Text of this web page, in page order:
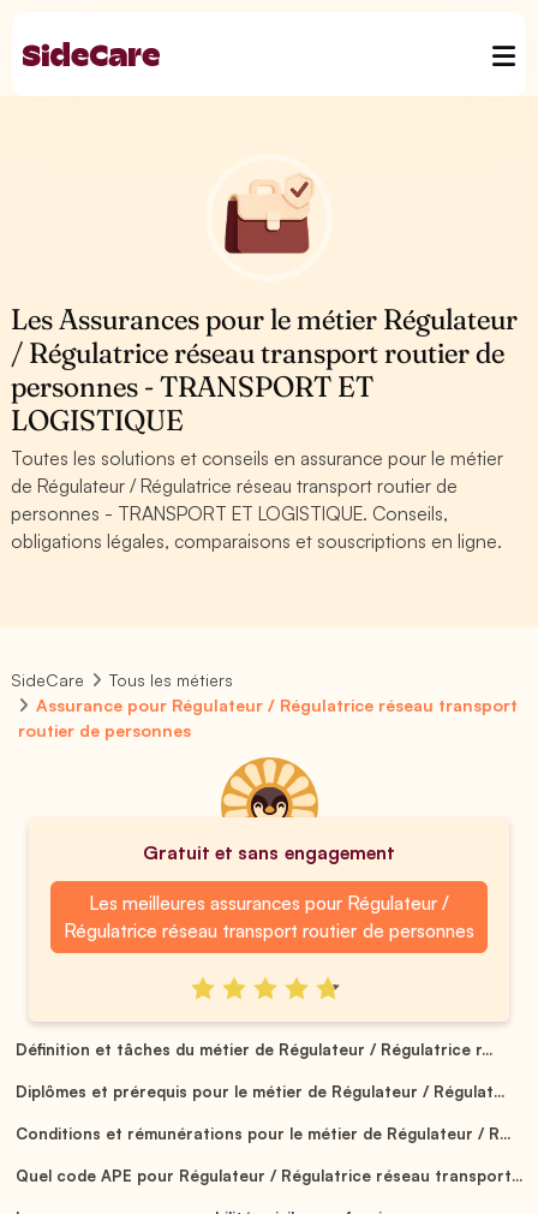
Les Assurances pour le métier Régulateur
/ Régulatrice réseau transport routier de
personnes - TRANSPORT ET
LOGISTIQUE
Toutes les solutions et conseils en assurance pour le métier
de Régulateur / Régulatrice réseau transport routier de
personnes - TRANSPORT ET LOGISTIQUE. Conseils,
obligations légales, comparaisons et souscriptions en ligne.
SideCare
Tous les métiers
Assurance pour Régulateur / Régulatrice réseau transport
routier de personnes
Gratuit et sans engagement
Les meilleures assurances pour Régulateur /
Régulatrice réseau transport routier de personnes
Définition et tâches du métier de Régulateur / Régulatrice r...
Diplômes et prérequis pour le métier de Régulateur / Régulat...
Conditions et rémunérations pour le métier de Régulateur / R...
Quel code APE pour Régulateur / Régulatrice réseau transport...